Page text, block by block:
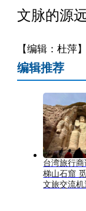
文脉的源
【编辑：杜萍】
编辑推荐
台湾旅行
梯山石窟
文旅交流机